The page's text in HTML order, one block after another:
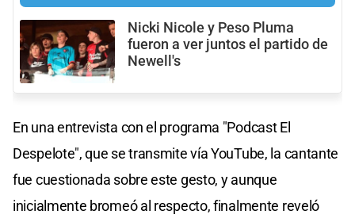
Nicki Nicole y Peso Pluma
fueron a ver juntos el partido de
Newell's
En una entrevista con el programa "Podcast El
Despelote", que se transmite vía YouTube, la cantante
fue cuestionada sobre este gesto, y aunque
inicialmente bromeó al respecto, finalmente reveló